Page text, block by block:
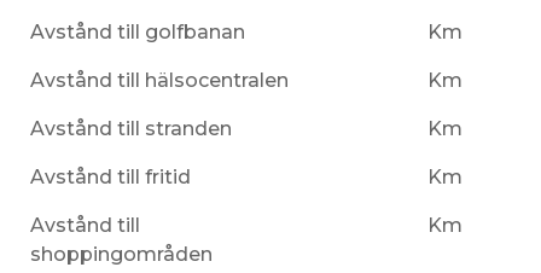
Avstånd till golfbanan Km
Avstånd till hälsocentralen Km
Avstånd till stranden Km
Avstånd till fritid Km
Avstånd till
shoppingområden
Km